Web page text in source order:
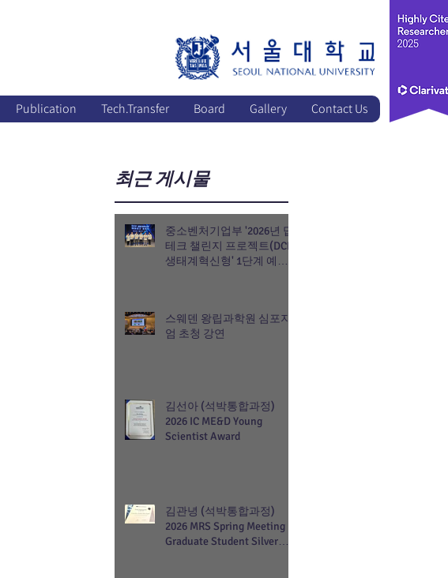
Publication Tech.Transfer Board Gallery Contact Us
최근 게시물
중소벤처기업부 '2026년 딥
테크 챌린지 프로젝트(DCP)
생태계혁신형' 1단계 예비
스웨덴 왕립과학원 심포지
엄 초청 강연
김선아 (석박통합과정)
2026 IC ME&D Young
Scientist Award
김관녕 (석박통합과정)
2026 MRS Spring Meeting
Graduate Student Silver